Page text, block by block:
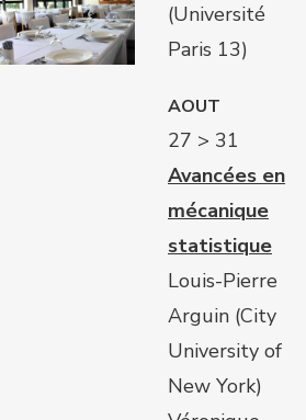
(Université
Paris 13)
AOUT
27 > 31
Avancées en
mécanique
statistique
Louis-Pierre
Arguin (City
University of
New York)